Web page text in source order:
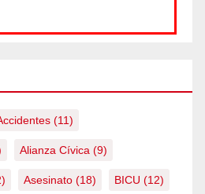
(11)
Alianza Cívica (9)
Asesinato (18) BICU (12)